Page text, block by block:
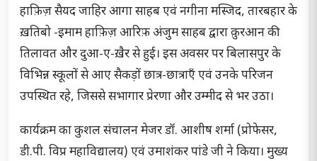
हाफ़िज़ सैयद जाहिर आगा साहब एवं नगीना मस्जिद, तारबहार के
ख़तिबो -इमाम हाफ़िज़ आरिफ़ अंजुम साहब द्वारा क़ुरआन की
तिलावत और दुआ-ए-ख़ैर से हुई। इस अवसर पर बिलासपुर के
विभिन्न स्कूलों से आए सैकड़ों छात्र-छात्राएँ एवं उनके परिजन
उपस्थित रहे, जिससे सभागार प्रेरणा और उम्मीद से भर उठा।
कार्यक्रम का कुशल संचालन मेजर डॉ. आशीष शर्मा (प्रोफेसर,
डी.पी. विप्र महाविद्यालय) एवं उमाशंकर पांडे जी ने किया। मुख्य